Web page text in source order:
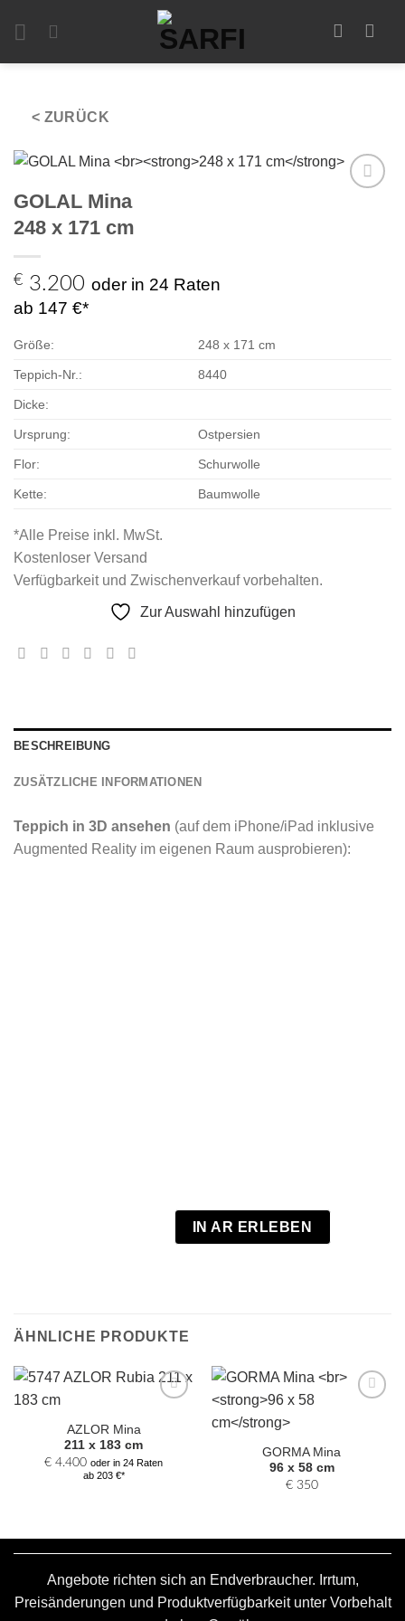
< ZURÜCK
GOLAL Mina
248 x 171 cm
€ 3.200 oder in 24 Raten
ab 147 €*
Größe: 248 x 171 cm
Teppich-Nr.: 8440
Dicke:
Ursprung: Ostpersien
Flor: Schurwolle
Kette: Baumwolle
*Alle Preise inkl. MwSt.
Kostenloser Versand
Verfügbarkeit und Zwischenverkauf vorbehalten.
Zur Auswahl hinzufügen
BESCHREIBUNG
ZUSÄTZLICHE INFORMATIONEN
Teppich in 3D ansehen (auf dem iPhone/iPad inklusive
Augmented Reality im eigenen Raum ausprobieren):
IN AR ERLEBEN
ÄHNLICHE PRODUKTE
hinzufügen
AZLOR Mina
211 x 183 cm
€ 4.400 oder in 24 Raten
ab 203 €*
GORMA Mina
96 x 58 cm
€350
Angebote richten sich an Endverbraucher. Irrtum,
Preisänderungen und Produktverfügbarkeit unter Vorbehalt